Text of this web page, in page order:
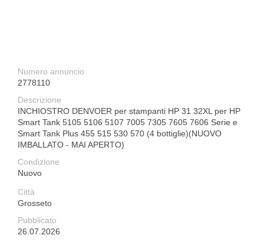
Numero annuncio
2778110
Descrizione
INCHIOSTRO DENVOER per stampanti HP 31 32XL per HP
Smart Tank 5105 5106 5107 7005 7305 7605 7606 Serie e
Smart Tank Plus 455 515 530 570 (4 bottiglie)(NUOVO
IMBALLATO - MAI APERTO)
Condizione
Nuovo
Città
Grosseto
Pubblicato
26.07.2026